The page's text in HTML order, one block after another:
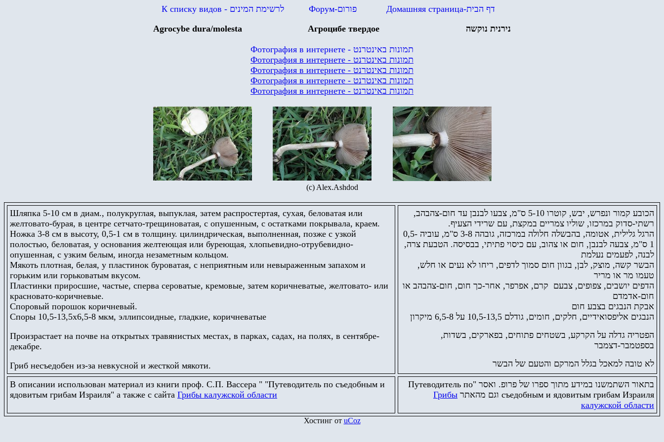
К списку видов - לרשימת המינים Форум-פורום Домашняя страница-דף הבית
Agrocybe dura/molesta Агроцибе твердое נירנית נוקשה
Фотография в интернете - תמונות באינטרנט
Фотография в интернете - תמונות באינטרנט
Фотография в интернете - תמונות באינטרנט
Фотография в интернете - תמונות באינטרנט
Фотография в интернете - תמונות באינטרנט
(c) Alex.Ashdod
Шляпка 5-10 см в диам., полукруглая, выпуклая, затем распростертая, сухая, беловатая или
желтовато-бурая, в центре сетчато-трещиноватая, с опушенным, с остатками покрывала, краем.
Ножка 3-8 см в высоту, 0,5-1 см в толщину. цилиндрическая, выполненная, позже с узкой
полостью, беловатая, у основания желтеющая или буреющая, хлопьевидно-отрубевидно-
опушенная, с узким белым, иногда незаметным кольцом.
Мякоть плотная, белая, у пластинок буроватая, с неприятным или невыраженным запахом и
горьким или горьковатым вкусом.
Пластинки приросшие, частые, сперва сероватые, кремовые, затем коричневатые, желтовато- или
красновато-коричневые.
Споровый порошок коричневый.
Споры 10,5-13,5х6,5-8 мкм, эллипсоидные, гладкие, коричневатые
Произрастает на почве на открытых травянистых местах, в парках, садах, на полях, в сентябре-
декабре.
Гриб несъедобен из-за невкусной и жесткой мякоти.
הכובע קמור ונפרש, יבש,
קוטרו 5-10 ס"מ, צבעו לבנבן עד חום-צהבהב,
רשתי-סדוק במרכזו, שוליו צמריים במקצת, עם שרידי הצעיף.
הרגל גלילית, אטומה, בהבשלה חלולה במרכזה, גובהה 3-8 ס"מ, עוביה 0,5-
1 ס"מ, צבעה לבנבן, חום או צהוב, עם כיסוי פתיתי, בבסיסה. הטבעת צרה,
לבנה, לפעמים נעלמת
הבשר קשה, מוצק, לבן, בגוון חום סמוך לדפים, ריחו לא נעים או חלש,
טעמו מר או מריר
הדפים יושבים, צפופים, צבעם קרם, אפרפר, אחר-כך חום, חום-צהבהב או
חום-אדמדם
אבקת הנבגים בצבע חום
הנבגים אליפסואידיים, חלקים, חומים, גודלם 10,5-13,5 על 6,5-8 מיקרון
הפטריה גדלה על הקרקע, בשטחים פתוחים, בפארקים, בשדות,
בספטמבר-דצמבר
לא טובה למאכל בגלל המרקם והטעם של הבשר
В описании использован материал из книги проф. С.П. Вассера " "Путеводитель по съедобным и
ядовитым грибам Израиля" а также с сайта Грибы калужской области
בתאור השתמשנו במידע מתוך ספרו של פרופ. ואסר "Путеводитель по
съедобным и ядовитым грибам Израиля וגם מהאתר Грибы
калужской области
Хостинг от uCoz